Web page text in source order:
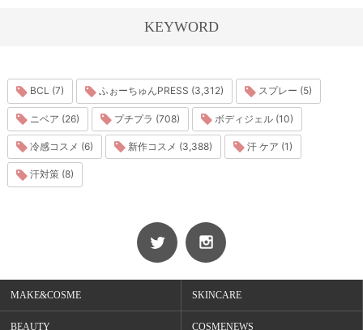
KEYWORD
BCL (7) ふぉーちゅんPRESS (3,312) スプレー (5)
ニベア (26) プチプラ (708) ボディジェル (10)
冷感コスメ (6) 新作コスメ (3,388) 汗 ケア (1)
汗対策 (8)
MAKE&COSME SKINCARE
BEAUTY COSMENEWS